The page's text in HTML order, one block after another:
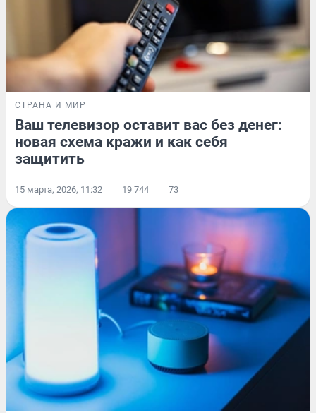
СТРАНА И МИР
Ваш телевизор оставит вас без денег:
новая схема кражи и как себя
защитить
15 марта, 2026, 11:32 19 744 73